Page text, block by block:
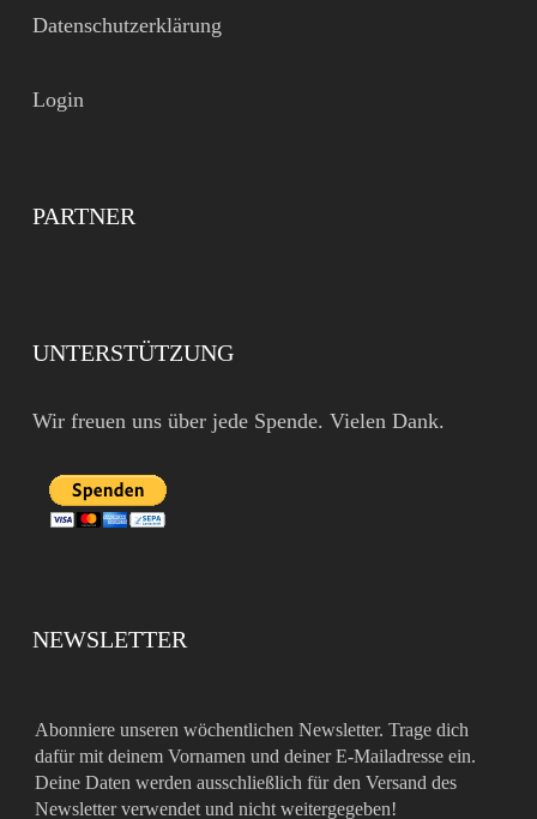
Datenschutzerklärung
Login
PARTNER
UNTERSTÜTZUNG
Wir freuen uns über jede Spende. Vielen Dank.
NEWSLETTER
Abonniere unseren wöchentlichen Newsletter. Trage dich
dafür mit deinem Vornamen und deiner E-Mailadresse ein.
Deine Daten werden ausschließlich für den Versand des
Newsletter verwendet und nicht weitergegeben!